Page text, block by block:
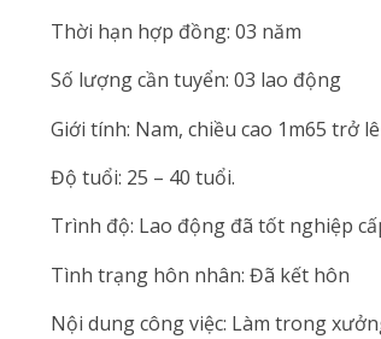
Thời hạn hợp đồng: 03 năm
Số lượng cần tuyển: 03 lao động
Giới tính: Nam, chiều cao 1m65 trở
Độ tuổi: 25 – 40 tuổi.
Trình độ: Lao động đã tốt nghiệp
Tình trạng hôn nhân: Đã kết hôn
Nội dung công việc: Làm trong